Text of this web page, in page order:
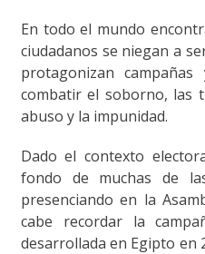
En todo el mundo
ciudadanos se niegan a
protagonizan
combatir el soborno, las
abuso y la impunidad.
Dado el contexto
fondo de muchas de
presenciando en la
cabe recordar la
desarrollada en Egipto en